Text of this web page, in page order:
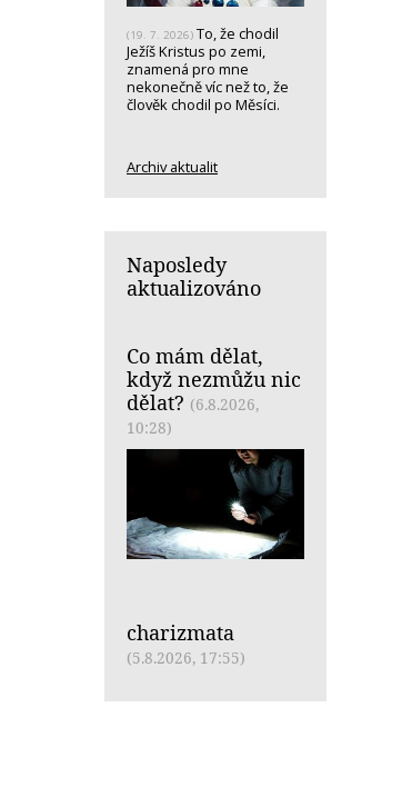
(19. 7. 2026) To, že chodil
Ježíš Kristus po zemi,
znamená pro mne
nekonečně víc než to, že
člověk chodil po Měsíci.
Archiv aktualit
Naposledy
aktualizováno
Co mám dělat,
když nezmůžu nic
dělat? (6.8.2026,
10:28)
charizmata
(5.8.2026, 17:55)